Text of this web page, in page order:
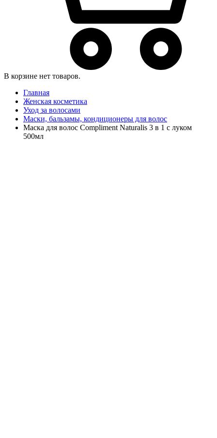
В корзине нет товаров.
Главная
Женская косметика
Уход за волосами
Маски, бальзамы, кондиционеры для волос
Маска для волос Compliment Naturalis 3 в 1 с луком
500мл